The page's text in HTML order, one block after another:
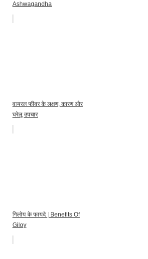
Ashwagandha
वायरल फीवर के लक्षण, कारण और
घरेलू उपचार
गिलोय के फायदे | Benefits Of
Giloy